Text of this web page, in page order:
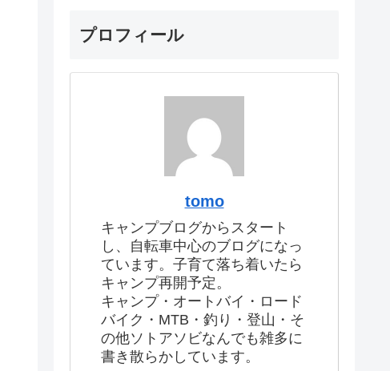
プロフィール
tomo
キャンプブログからスタート
し、自転車中心のブログになっ
ています。子育て落ち着いたら
キャンプ再開予定。
キャンプ・オートバイ・ロード
バイク・MTB・釣り・登山・そ
の他ソトアソビなんでも雑多に
書き散らかしています。